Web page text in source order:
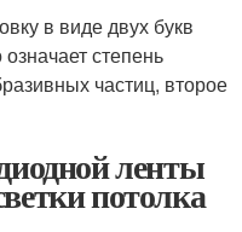
в виде двух букв
степень
частиц, второе
ленты
потолка